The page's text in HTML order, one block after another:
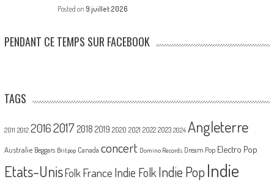
Posted on 9 juillet 2026
PENDANT CE TEMPS SUR FACEBOOK
TAGS
2011 2012 20162017 2018 2019 2020 2021 2022 2023 2024 Angleterre
Australie Beggars Britpop Canada concert Domino Records Dream Pop Electro Pop
Etats-UnisFolk France Indie Folk Indie PopIndie